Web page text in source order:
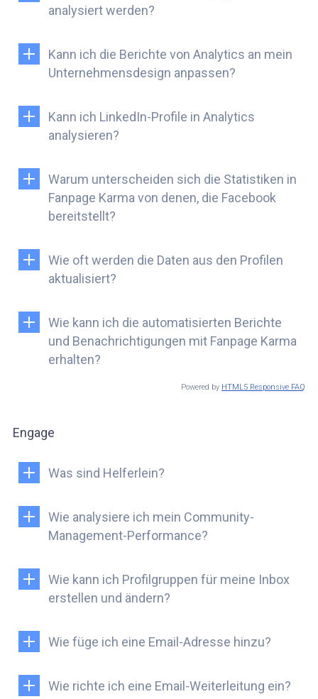
analysiert werden?
Kann ich die Berichte von Analytics an mein
Unternehmensdesign anpassen?
Kann ich LinkedIn-Profile in Analytics
analysieren?
Warum unterscheiden sich die Statistiken in
Fanpage Karma von denen, die Facebook
bereitstellt?
Wie oft werden die Daten aus den Profilen
aktualisiert?
Wie kann ich die automatisierten Berichte
und Benachrichtigungen mit Fanpage Karma
erhalten?
Powered by HTML5 Responsive FAQ
Engage
Was sind Helferlein?
Wie analysiere ich mein Community-
Management-Performance?
Wie kann ich Profilgruppen für meine Inbox
erstellen und ändern?
Wie füge ich eine Email-Adresse hinzu?
Wie richte ich eine Email-Weiterleitung ein?